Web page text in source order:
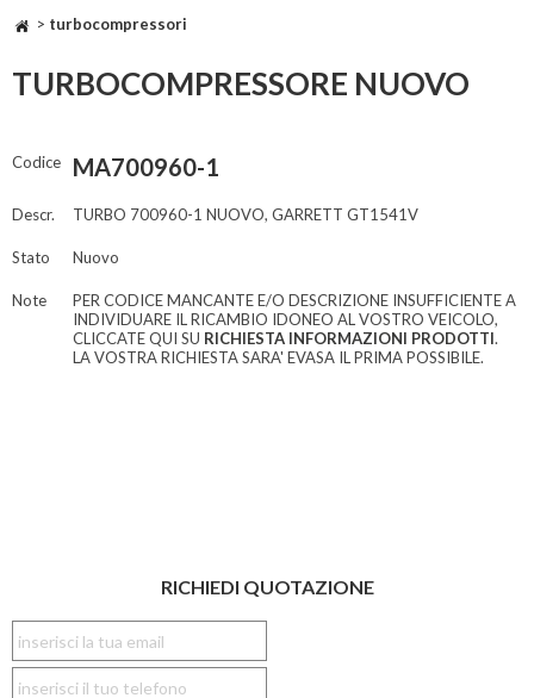
> turbocompressori
TURBOCOMPRESSORE NUOVO
Codice MA700960-1
Descr. TURBO 700960-1 NUOVO, GARRETT GT1541V
Stato Nuovo
Note
PER CODICE MANCANTE E/O DESCRIZIONE INSUFFICIENTE A
INDIVIDUARE IL RICAMBIO IDONEO AL VOSTRO VEICOLO,
CLICCATE QUI SU RICHIESTA INFORMAZIONI PRODOTTI.
LA VOSTRA RICHIESTA SARA' EVASA IL PRIMA POSSIBILE.
RICHIEDI QUOTAZIONE